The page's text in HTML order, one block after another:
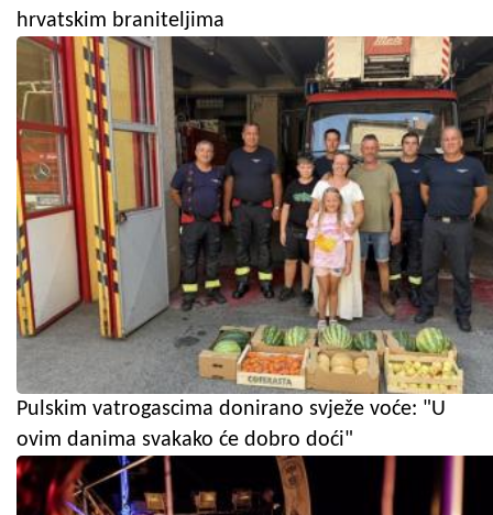
hrvatskim braniteljima
Pulskim vatrogascima donirano svježe voće: "U
ovim danima svakako će dobro doći"